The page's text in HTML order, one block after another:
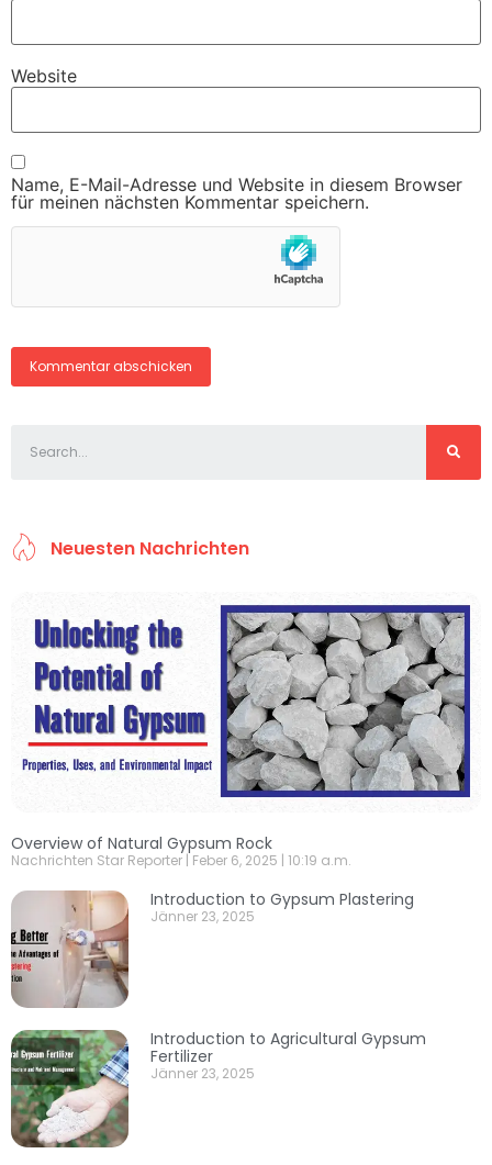
Website
Name, E-Mail-Adresse und Website in diesem Browser
für meinen nächsten Kommentar speichern.
Neuesten Nachrichten
Overview of Natural Gypsum Rock
Nachrichten Star Reporter Feber 6, 2025 10:19 a.m.
Introduction to Gypsum Plastering
Jänner 23, 2025
Introduction to Agricultural Gypsum
Fertilizer
Jänner 23, 2025